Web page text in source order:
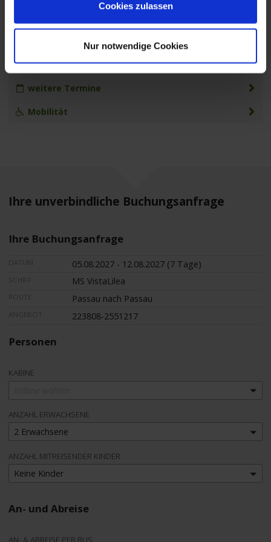
Cookies zulassen
Nur notwendige Cookies
Extras buchen
Reisedokumente
weitere Termine
Mobilität
Ihre unverbindliche Buchungsanfrage
Ihre Buchungsanfrage
05.08.2027 - 12.08.2027 (7 Tage)
MS VistaLilea
Passau nach Passau
223808-2551217
Personen
KABINE
ANZAHL ERWACHSENE
2 Erwachsene
ANZAHL MITREISENDER KINDER
Keine Kinder
An- und Abreise
AN- & ABREISE PER BUS